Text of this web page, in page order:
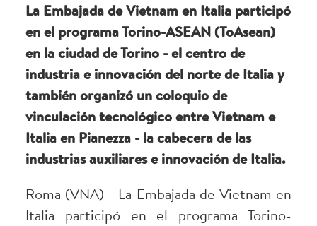
La Embajada de Vietnam en Italia participó
en el programa Torino-ASEAN (ToAsean)
en la ciudad de Torino - el centro de
industria e innovación del norte de Italia y
también organizó un coloquio de
vinculación tecnológico entre Vietnam e
Italia en Pianezza - la cabecera de las
industrias auxiliares e innovación de Italia.
Roma (VNA) - La Embajada de Vietnam en
Italia participó en el programa Torino-